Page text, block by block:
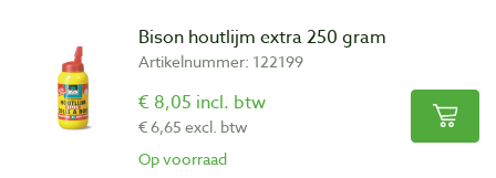
Bison houtlijm extra 250 gram
Artikelnummer: 122199
€ 8,05 incl. btw
€ 6,65 excl. btw
Op voorraad